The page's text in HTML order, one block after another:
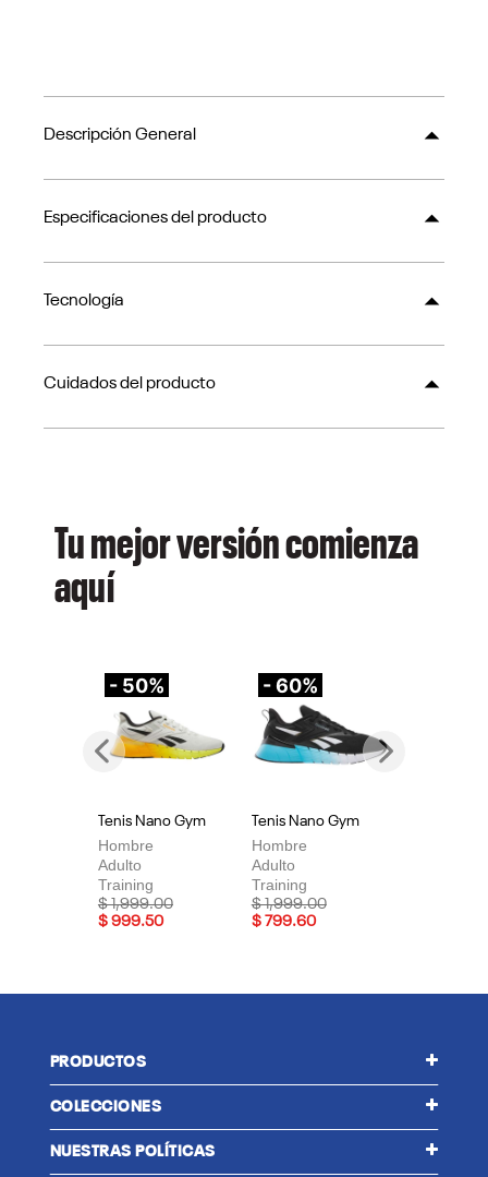
Descripción General
Especificaciones del producto
Tecnología
Cuidados del producto
Tu mejor versión comienza
aquí
- 50%
Tenis Nano Gym
Hombre
Adulto
Training
Price reduced from
$ 1,999.00to
$ 999.50
- 60%
Tenis Nano Gym
Hombre
Adulto
Training
Price reduced from
$ 1,999.00to
$ 799.60
Previous
PRODUCTOS
COLECCIONES
NUESTRAS POLÍTICAS